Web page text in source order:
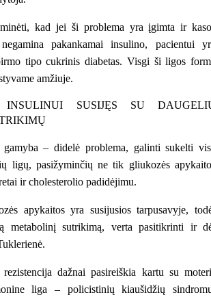
kad jei ši problema yra įgimta ir
pakankamai insulino, pacientui
tipo cukrinis diabetas. Visgi ši ligos
amžiuje.
INSULINUI SUSIJĘS SU
– didelė problema, galinti sukelti
ligų, pasižyminčių ne tik gliukozės
ir cholesterolio padidėjimu.
apykaitos yra susijusios tarpusavyje,
metabolinį sutrikimą, verta pasitikrinti ir
dažnai pasireiškia kartu su
liga – policistinių kiaušidžių